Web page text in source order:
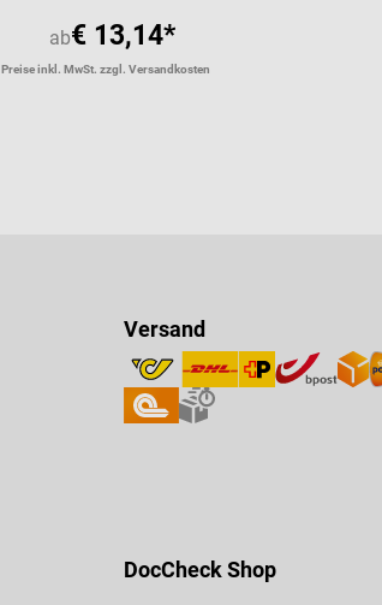
ab€ 13,14*
Preise inkl. MwSt. zzgl. Versandkosten
Versand
DocCheck Shop